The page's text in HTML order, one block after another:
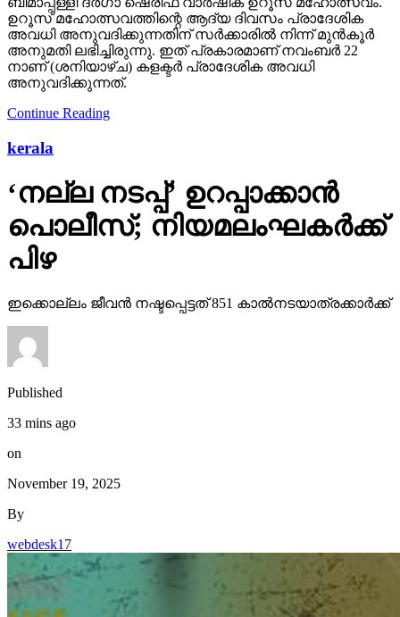
ഉറൂസ് മഹോത്സവത്തിന്റെ ആദ്യ ദിവസം പ്രാദേശിക
അവധി അനുവദിക്കുന്നതിന് സര്‍ക്കാരില്‍ നിന്ന് മുന്‍കൂര്‍
അനുമതി ലഭിച്ചിരുന്നു. ഇത് പ്രകാരമാണ് നവംബര്‍ 22
നാണ് (ശനിയാഴ്ച) കളക്ടര്‍ പ്രാദേശിക അവധി
അനുവദിക്കുന്നത്.
Continue Reading
kerala
‘നല്ല നടപ്പ്’ ഉറപ്പാക്കാന്‍
പൊലീസ്; നിയമലംഘകര്‍ക്ക്
പിഴ
ഇക്കൊല്ലം ജീവന്‍ നഷ്ടപ്പെട്ടത് 851 കാല്‍നടയാത്രക്കാര്‍ക്ക്
Published
33 mins ago
on
November 19, 2025
By
webdesk17